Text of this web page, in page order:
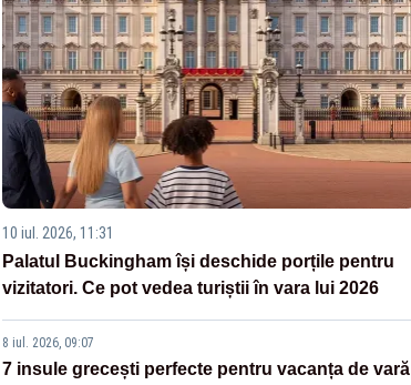
10 iul. 2026, 11:31
Palatul Buckingham își deschide porțile pentru
vizitatori. Ce pot vedea turiștii în vara lui 2026
8 iul. 2026, 09:07
7 insule grecești perfecte pentru vacanța de vară